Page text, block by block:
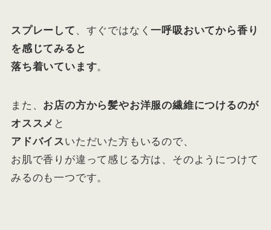
スプレーして 、すぐではなく一呼吸おいてから香り
を感じてみると
落ち着いています。
また、 お店の方から髪やお洋服の繊維につけるのが
オススメ と
アドバイスいただいた方もいるので、
お肌で香りが違って感じる方は、そのようにつけて
みるのも一つです。